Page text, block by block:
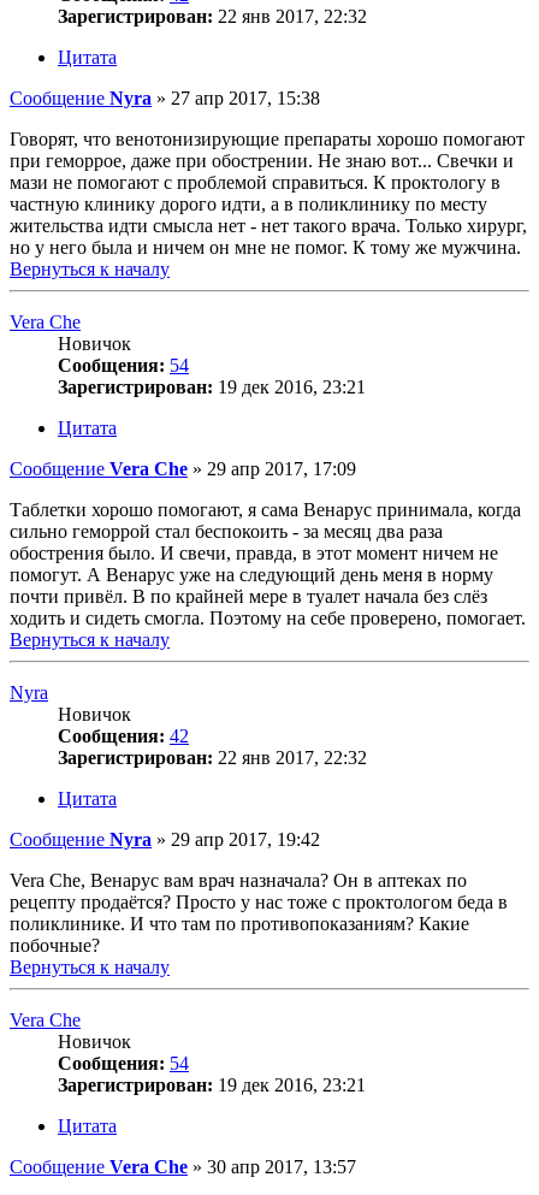
Зарегистрирован: 22 янв 2017, 22:32
Цитата
Сообщение Nyra » 27 апр 2017, 15:38
Говорят, что венотонизирующие препараты хорошо помогают
при геморрое, даже при обострении. Не знаю вот... Свечки и
мази не помогают с проблемой справиться. К проктологу в
частную клинику дорого идти, а в поликлинику по месту
жительства идти смысла нет - нет такого врача. Только хирург,
но у него была и ничем он мне не помог. К тому же мужчина.
Вернуться к началу
Vera Che
Новичок
Сообщения: 54
Зарегистрирован: 19 дек 2016, 23:21
Цитата
Сообщение Vera Che » 29 апр 2017, 17:09
Таблетки хорошо помогают, я сама Венарус принимала, когда
сильно геморрой стал беспокоить - за месяц два раза
обострения было. И свечи, правда, в этот момент ничем не
помогут. А Венарус уже на следующий день меня в норму
почти привёл. В по крайней мере в туалет начала без слёз
ходить и сидеть смогла. Поэтому на себе проверено, помогает.
Вернуться к началу
Nyra
Новичок
Сообщения: 42
Зарегистрирован: 22 янв 2017, 22:32
Цитата
Сообщение Nyra » 29 апр 2017, 19:42
Vera Che, Венарус вам врач назначала? Он в аптеках по
рецепту продаётся? Просто у нас тоже с проктологом беда в
поликлинике. И что там по противопоказаниям? Какие
побочные?
Вернуться к началу
Vera Che
Новичок
Сообщения: 54
Зарегистрирован: 19 дек 2016, 23:21
Цитата
Сообщение Vera Che » 30 апр 2017, 13:57